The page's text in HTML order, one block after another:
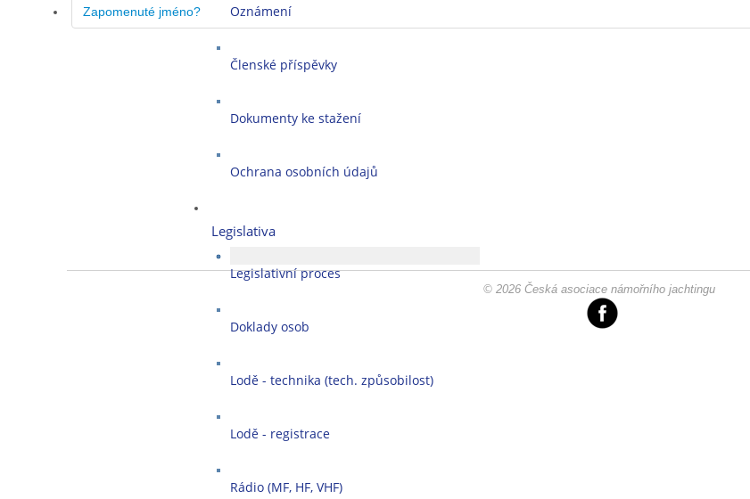
Oznámení
Členské příspěvky
Dokumenty ke stažení
Ochrana osobních údajů
Legislativa
Legislativní proces
Doklady osob
Lodě - technika (tech. způsobilost)
Lodě - registrace
Rádio (MF, HF, VHF)
Zapomenuté jméno?
© 2026 Česká asociace námořního jachtingu